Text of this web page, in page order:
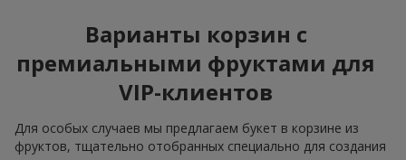
Варианты корзин с
премиальными фруктами для
VIP-клиентов
Для особых случаев мы предлагаем букет в корзине из
фруктов, тщательно отобранных специально для создания